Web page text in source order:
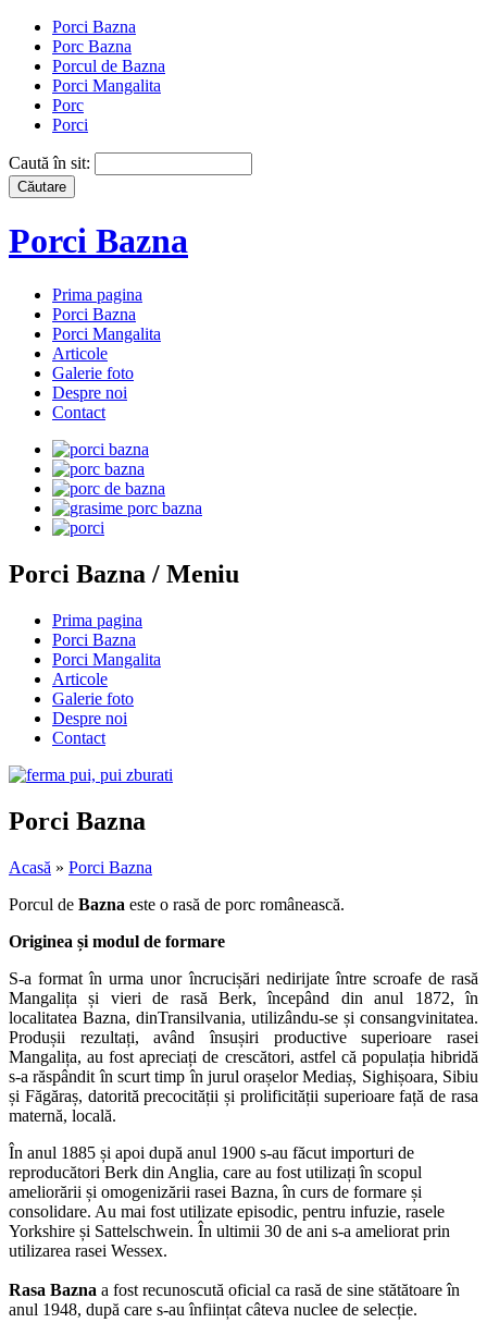
Porci Bazna
Porc Bazna
Porcul de Bazna
Porci Mangalita
Porc
Porci
Caută în sit:
Porci Bazna
Prima pagina
Porci Bazna
Porci Mangalita
Articole
Galerie foto
Despre noi
Contact
Porci Bazna / Meniu
Prima pagina
Porci Bazna
Porci Mangalita
Articole
Galerie foto
Despre noi
Contact
Porci Bazna
Acasă » Porci Bazna
Porcul de Bazna este o rasă de porc românească.
Originea și modul de formare
S-a format în urma unor încrucișări nedirijate între scroafe de rasă
Mangalița și vieri de rasă Berk, începând din anul 1872, în
localitatea Bazna, dinTransilvania, utilizându-se și consangvinitatea.
Produșii rezultați, având însușiri productive superioare rasei
Mangalița, au fost apreciați de crescători, astfel că populația hibridă
s-a răspândit în scurt timp în jurul orașelor Mediaș, Sighișoara, Sibiu
și Făgăraș, datorită precocității și prolificității superioare față de rasa
maternă, locală.
În anul 1885 și apoi după anul 1900 s-au făcut importuri de
reproducători Berk din Anglia, care au fost utilizați în scopul
ameliorării și omogenizării rasei Bazna, în curs de formare și
consolidare. Au mai fost utilizate episodic, pentru infuzie, rasele
Yorkshire și Sattelschwein. În ultimii 30 de ani s-a ameliorat prin
utilizarea rasei Wessex.
Rasa Bazna a fost recunoscută oficial ca rasă de sine stătătoare în
anul 1948, după care s-au înființat câteva nuclee de selecție.